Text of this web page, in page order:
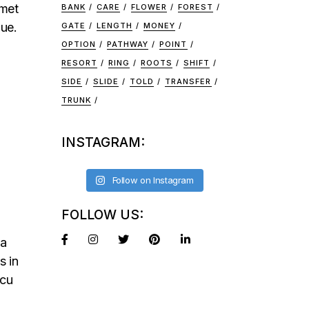
in
BANK CARE FLOWER
FOREST
GATE
LENGTH
MONEY
OPTION
PATHWAY
POINT
RESORT
RING ROOTS
SHIFT
SIDE
SLIDE TOLD
TRANSFER
TRUNK
INSTAGRAM:
Follow on Instagram
FOLLOW US: